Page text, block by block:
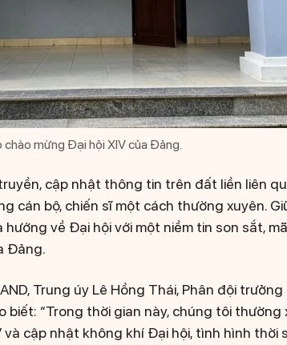
mừng Đại hội XIV của Đảng.
cập nhật thông tin trên đất liền liên
cán bộ, chiến sĩ một cách thường xuyên.
về Đại hội với một niềm tin son sắt,
Đảng.
Trung úy Lê Hồng Thái, Phân đội trưởng
biết: “Trong thời gian này, chúng tôi
cập nhật không khí Đại hội, tình hình thời